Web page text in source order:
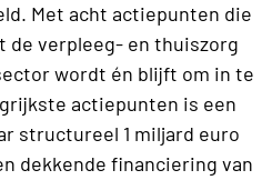
Met acht actiepunten die
de verpleeg- en thuiszorg
wordt én blijft om in te
actiepunten is een
structureel 1 miljard euro
dekkende financiering van